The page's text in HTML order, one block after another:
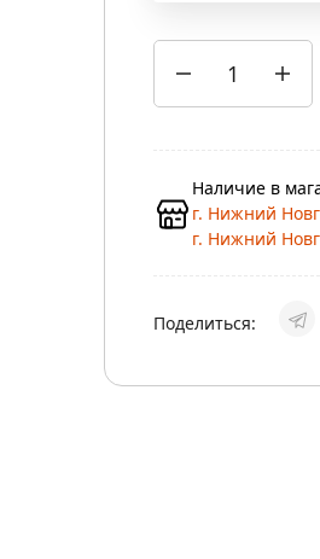
Наличие в
г. Нижний
г. Нижний
Поделиться: